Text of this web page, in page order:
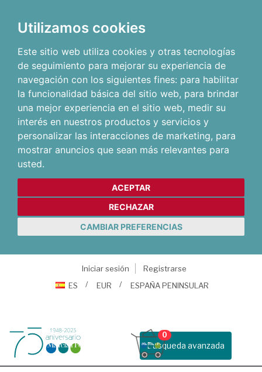
Utilizamos cookies
Este sitio web utiliza cookies y otras tecnologías
de seguimiento para mejorar su experiencia de
navegación con los siguientes fines: para habilitar
la funcionalidad básica del sitio web, para brindar
una mejor experiencia en el sitio web, medir su
interés en nuestros productos y servicios y
personalizar las interacciones de marketing, para
mostrar anuncios que sean más relevantes para
usted.
ACEPTAR
RECHAZAR
CAMBIAR PREFERENCIAS
Iniciar sesión
Registrarse
ES
EUR ESPAÑA PENINSULAR
Busqueda avanzada
0